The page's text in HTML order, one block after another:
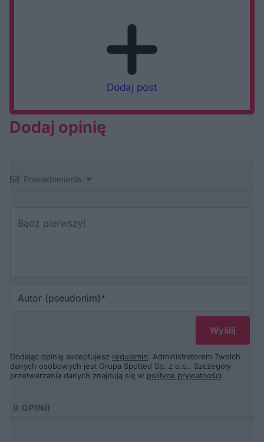
Dodaj post
Dodaj opinię
Powiadomienia
Dodając opinię akceptujesz regulamin. Administratorem Twoich
danych osobowych jest Grupa Spotted Sp. z o.o.. Szczegóły
przetwarzania danych znajdują się w polityce prywatności.
0 OPINII